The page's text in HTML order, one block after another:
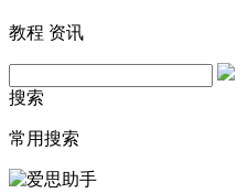
教程 资讯
搜索
常用搜索